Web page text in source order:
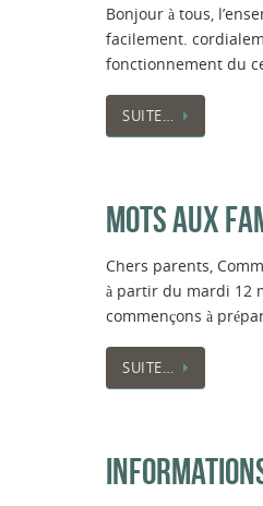
Bonjour à tous,
facilement.
fonctionnement du
SUITE…
MOTS AUX
Chers parents,
à partir du mardi 12
commençons à
SUITE…